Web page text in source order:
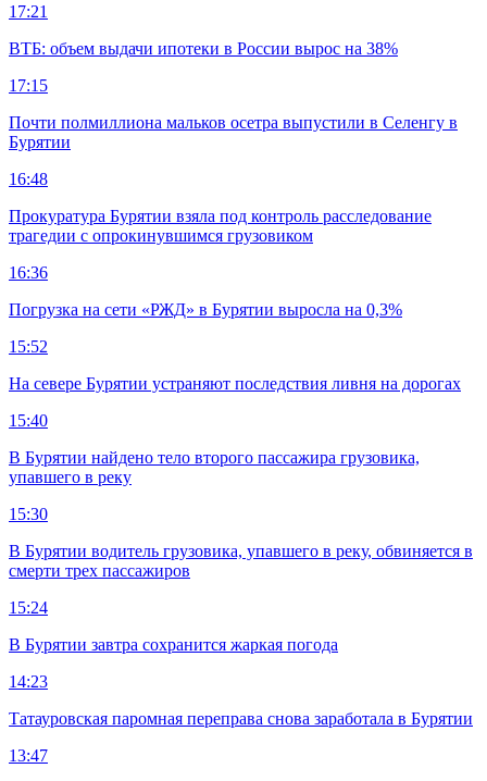
17:21
ВТБ: объем выдачи ипотеки в России вырос на 38%
17:15
Почти полмиллиона мальков осетра выпустили в Селенгу в
Бурятии
16:48
Прокуратура Бурятии взяла под контроль расследование
трагедии с опрокинувшимся грузовиком
16:36
Погрузка на сети «РЖД» в Бурятии выросла на 0,3%
15:52
На севере Бурятии устраняют последствия ливня на дорогах
15:40
В Бурятии найдено тело второго пассажира грузовика,
упавшего в реку
15:30
В Бурятии водитель грузовика, упавшего в реку, обвиняется в
смерти трех пассажиров
15:24
В Бурятии завтра сохранится жаркая погода
14:23
Татауровская паромная переправа снова заработала в Бурятии
13:47